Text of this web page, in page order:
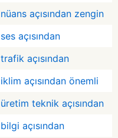
nüans açısından zengin
ses açısından
trafik açısından
iklim açısından önemli
üretim teknik açısından
bilgi açısından